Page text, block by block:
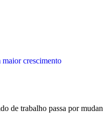
de trabalho passa por